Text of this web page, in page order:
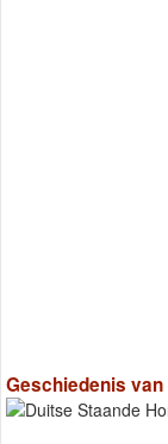
Geschiedenis van